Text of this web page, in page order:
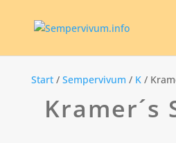
Start/ Sempervivum / K/
Kramer´s